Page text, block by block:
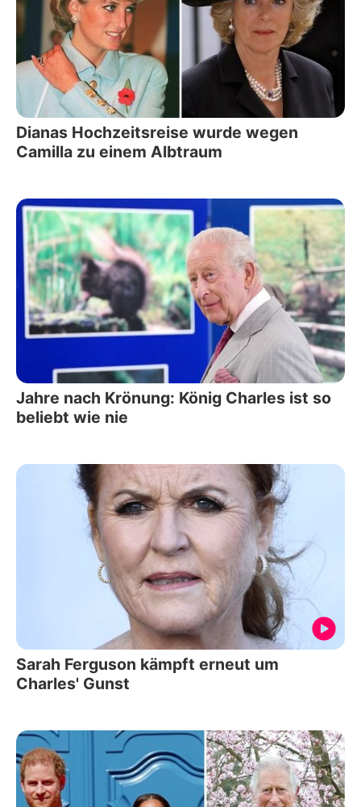
Dianas Hochzeitsreise wurde wegen
Camilla zu einem Albtraum
Jahre nach Krönung: König Charles ist so
beliebt wie nie
Sarah Ferguson kämpft erneut um
Charles' Gunst